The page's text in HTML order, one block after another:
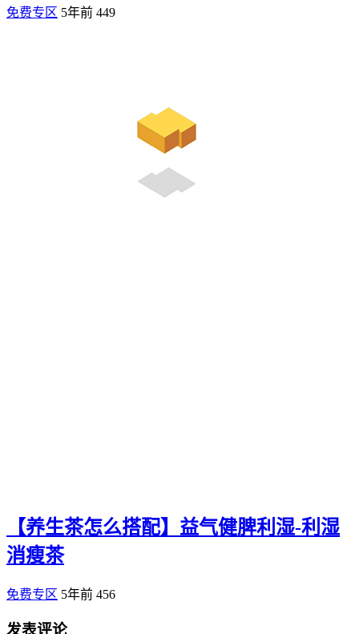
免费专区 5年前 449
【养生茶怎么搭配】益气健脾利湿-利湿
消瘦茶
免费专区 5年前 456
发表评论